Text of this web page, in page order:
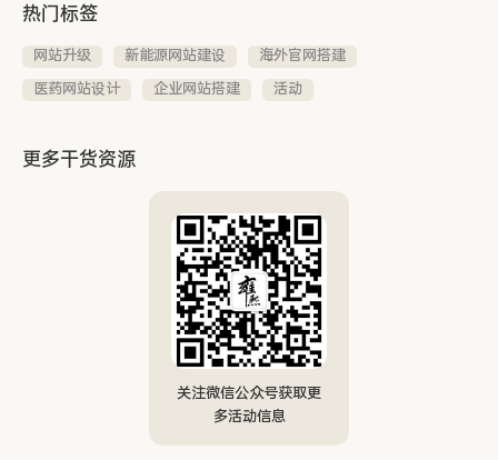
热门标签
网站升级 新能源网站建设
海外官网搭建
医药网站设计
企业网站搭建 活动
更多干货资源
关注微信公众号获取更
多活动信息